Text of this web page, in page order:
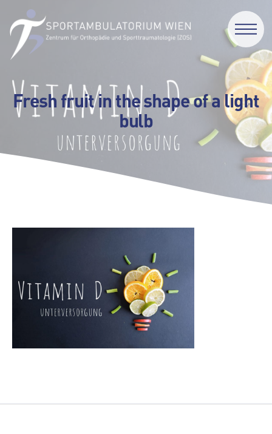
Fresh fruit in the shape of a light
bulb